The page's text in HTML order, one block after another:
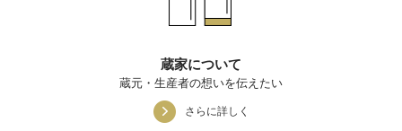
蔵家について
蔵元・生産者の想いを伝えたい
さらに詳しく